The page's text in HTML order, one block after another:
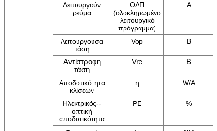
Λειτουργούν
ρεύμα
ΟΛΠ
(ολοκληρωμένο
λειτουργικό
πρόγραμμα)
Α
Λειτουργούσα
τάση
Vop Β
Αντίστροφη
τάση
Vre Β
Αποδοτικότητα
κλίσεων
η W/A
Ηλεκτρικός--
οπτική
αποδοτικότητα
PE %